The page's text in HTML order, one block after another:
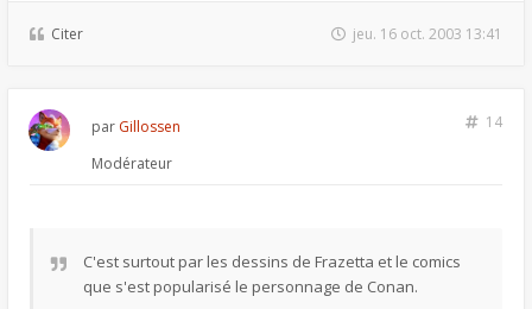
Citer jeu. 16 oct. 2003 13:41
14
par Gillossen
Modérateur
C'est surtout par les dessins de Frazetta et le comics
que s'est popularisé le personnage de Conan.